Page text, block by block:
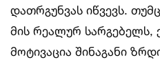
დათრგუნვას იწვევს.
მის რეალურ სარგებელს,
მოტივაცია შინაგანი